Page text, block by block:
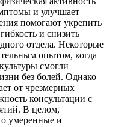
и улучшает
помогают укрепить
и снизить
отдела. Некоторые
опытом, когда
смогли
без болей. Однако
от чрезмерных
консультации с
В целом,
умеренные и